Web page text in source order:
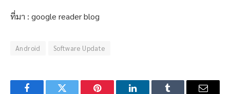
ที่มา : google reader blog
Android Software Update